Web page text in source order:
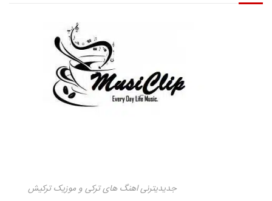
جدیدیترنی اهنگ های ترکی و موزیک ترکیش